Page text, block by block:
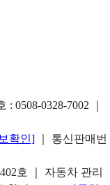
: 0508-0328-7002
확인]
｜ 통신판매번
호 ｜ 자동차 관리